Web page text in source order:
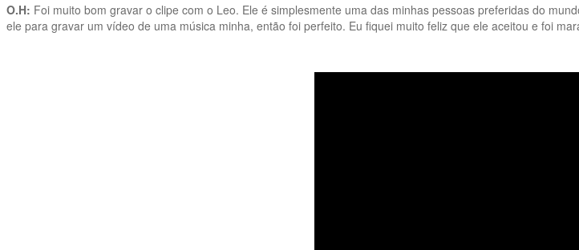
O.H: Foi muito bom gravar o clipe com o Leo. Ele é simplesmente uma das minhas pessoas preferidas do
ele para gravar um vídeo de uma música minha, então foi perfeito. Eu fiquei muito feliz que ele aceitou e foi